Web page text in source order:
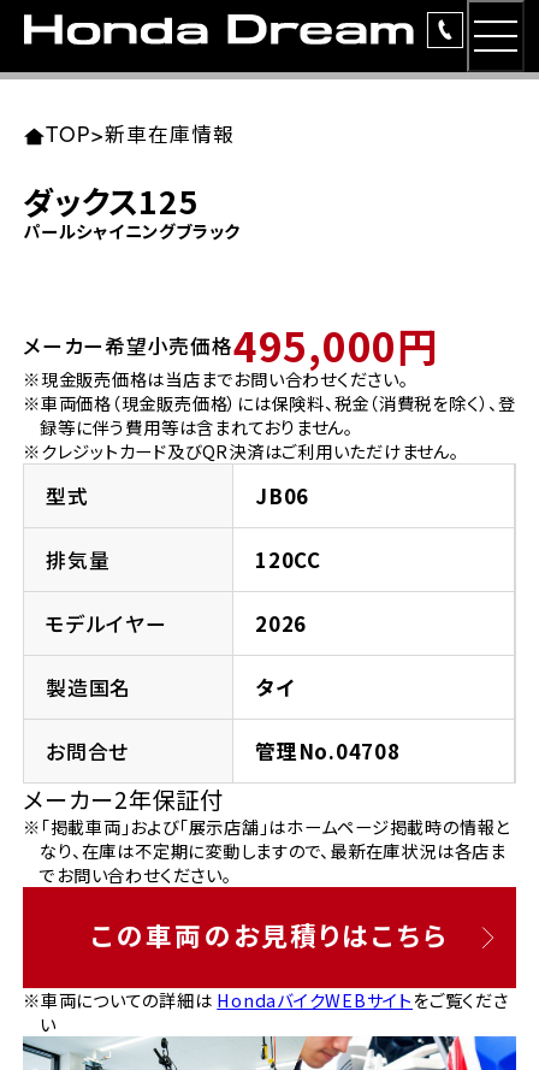
ラインアップ
レンタルバイク
洋用品
イベント
法人向けサービス
お問い合わせ
TOP>新車在庫情報
ダックス125
パールシャイニングブラック
メーカー希望小売価格495,000円
※現金販売価格は当店までお問い合わせください。
※車両価格（現金販売価格）には保険料、税金（消費税を除く）、登
録等に伴う費用等は含まれておりません。
※クレジットカード及びQR決済はご利用いただけません。
型式 JB06
排気量 120CC
モデルイヤー 2026
製造国名 タイ
お問合せ 管理No.04708
メーカー2年保証付
※「掲載車両」および「展示店舗」はホームページ掲載時の情報と
なり、在庫は不定期に変動しますので、最新在庫状況は各店ま
でお問い合わせください。
この車両のお見積りはこちら
※車両についての詳細は HondaバイクWEBサイトをご覧くださ
い
東北エリア 店舗一覧
岩手県
宮城県
ホンダドリーム 仙台泉
ホンダドリーム 宮城岩沼
福島県
ホンダドリーム 郡山
関東エリア 店舗一覧
東京都
ホンダドリーム 西東京
ホンダドリーム 練馬
ホンダドリーム 板橋
ホンダドリーム 葛飾
ホンダドリーム 大田
ホンダドリーム 立川
神奈川県
ホンダドリーム 磯子
ホンダドリーム 川崎宮前
中部エリア 店舗一覧
愛知県
ホンダドリーム 名古屋南
ホンダドリーム 小牧
ホンダドリーム 名古屋東
ホンダドリーム 一宮
ホンダドリーム 豊橋
ホンダドリーム 名古屋上小田井
岐阜県
ホンダドリーム 岐阜
近畿エリア 店舗一覧
大阪府
ホンダドリーム 箕面
ホンダドリーム 藤井寺
ホンダドリーム 東淀川
ホンダドリーム 豊中
京都府
ホンダドリーム 京都北山
兵庫県
ホンダドリーム 神戸灘
ホンダドリーム 尼崎
中国・四国エリア 店舗一覧
岡山県
広島県
ホンダドリーム 広島
ホンダドリーム 福山
徳島県
ホンダドリーム 徳島
香川県
ホンダドリーム 高松
九州エリア 店舗一覧
福岡県
ホンダドリーム 福岡東
ホンダドリーム 久留米
ホンダドリーム 福岡春日
ホンダドリーム 福岡西
熊本県